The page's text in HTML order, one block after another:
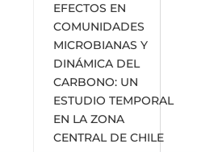
EFECTOS EN
COMUNIDADES
MICROBIANAS Y
DINÁMICA DEL
CARBONO: UN
ESTUDIO TEMPORAL
EN LA ZONA
CENTRAL DE CHILE